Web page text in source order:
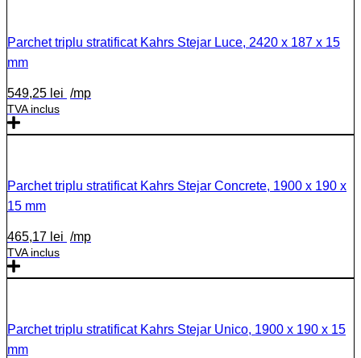
Parchet triplu stratificat Kahrs Stejar Luce, 2420 x 187 x 15
mm
549,25 lei /mp
TVA inclus
Parchet triplu stratificat Kahrs Stejar Concrete, 1900 x 190 x
15 mm
465,17 lei /mp
TVA inclus
Parchet triplu stratificat Kahrs Stejar Unico, 1900 x 190 x 15
mm